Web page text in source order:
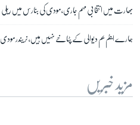
بھارت میں انتخابی مہم جاری، مودی کی بنارس میں ریلی
ہمارے ایٹم بم دیوالی کے پٹاخے نہیں ہیں، نریندر مودی
مزید خبریں